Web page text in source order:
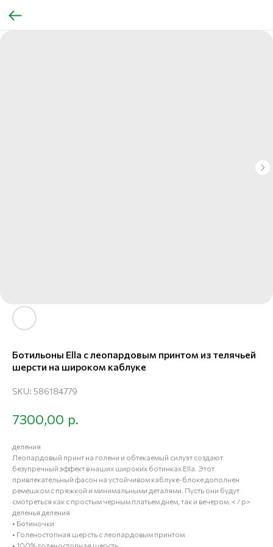
Ботильоны Ella с леопардовым принтом из телячьей
шерсти на широком каблуке
SKU: 586184779
7300,00 р.
деления
Леопардовый принт на голени и обтекаемый силуэт создают
безупречный эффект в наших широких ботинках Ella. Этот
привлекательный фасон на устойчивом каблуке-блоке дополнен
ремешком с пряжкой и минимальными деталями. Пусть они будут
смотреться как с простым черным платьем днем, так и вечером. < / p>
деленья деления
• Ботиночки
• Голеностопная шерсть с леопардовым принтом
• 100% голеностопная шерсть